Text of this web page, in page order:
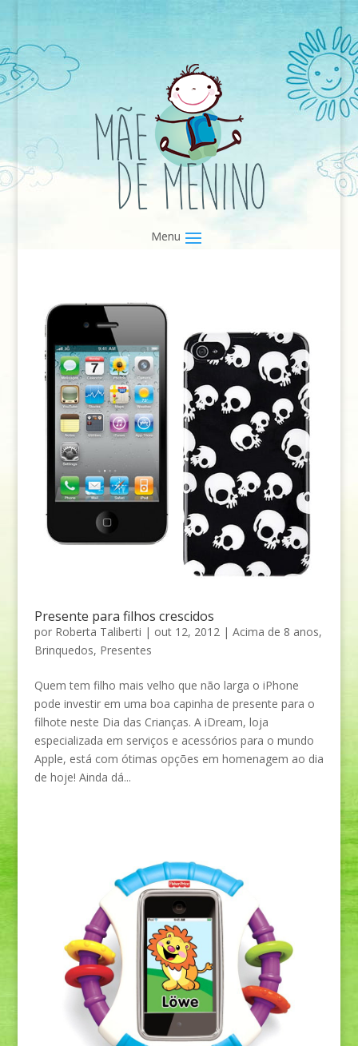
Presente para filhos crescidos
por Roberta Taliberti | out 12, 2012| Acima de 8 anos,
Brinquedos, Presentes
Quem tem filho mais velho que não larga o iPhone
pode investir em uma boa capinha de presente para o
filhote neste Dia das Crianças. A iDream, loja
especializada em serviços e acessórios para o mundo
Apple, está com ótimas opções em homenagem ao dia
de hoje! Ainda dá...